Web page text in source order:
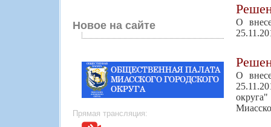
Новое на сайте
Прямая трансляция:
О
О